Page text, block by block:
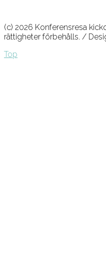
(c) 2026 Konferensresa
rättigheter förbehålls. /
Top